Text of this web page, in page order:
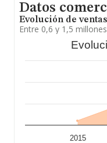
Datos
Evolución de
Entre 0,6 y 1,5
2015